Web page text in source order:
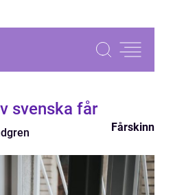
svenska får
Fårskinn